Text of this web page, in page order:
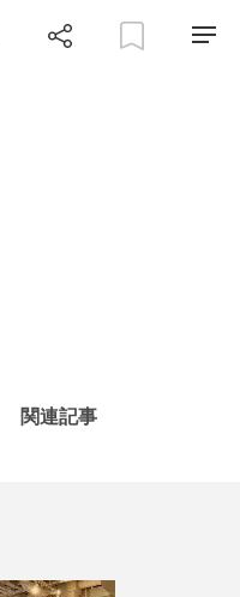
関連記事